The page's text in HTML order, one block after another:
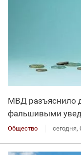
МВД разъяснило
фальшивыми
Общество сегодня,